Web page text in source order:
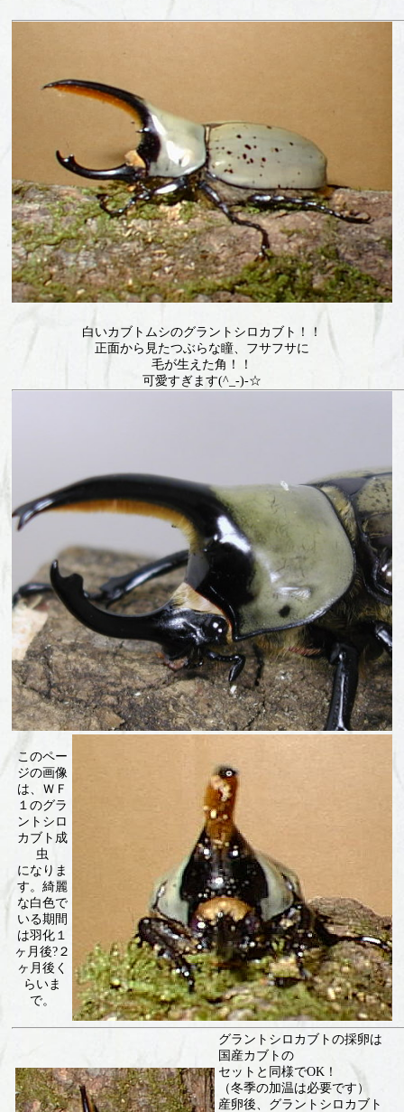
白いカブトムシのグラントシロカブト！！
正面から見たつぶらな瞳、フサフサに
毛が生えた角！！
可愛すぎます(^_-)-☆
このペー
ジの画像
は、ＷＦ
１のグラ
ントシロ
カブト成
虫
になりま
す。綺麗
な白色で
いる期間
は羽化１
ヶ月後?２
ヶ月後く
らいま
で。
グラントシロカブトの採卵は
国産カブトの
セットと同様でOK！
（冬季の加温は必要です）
産卵後、グラントシロカブト